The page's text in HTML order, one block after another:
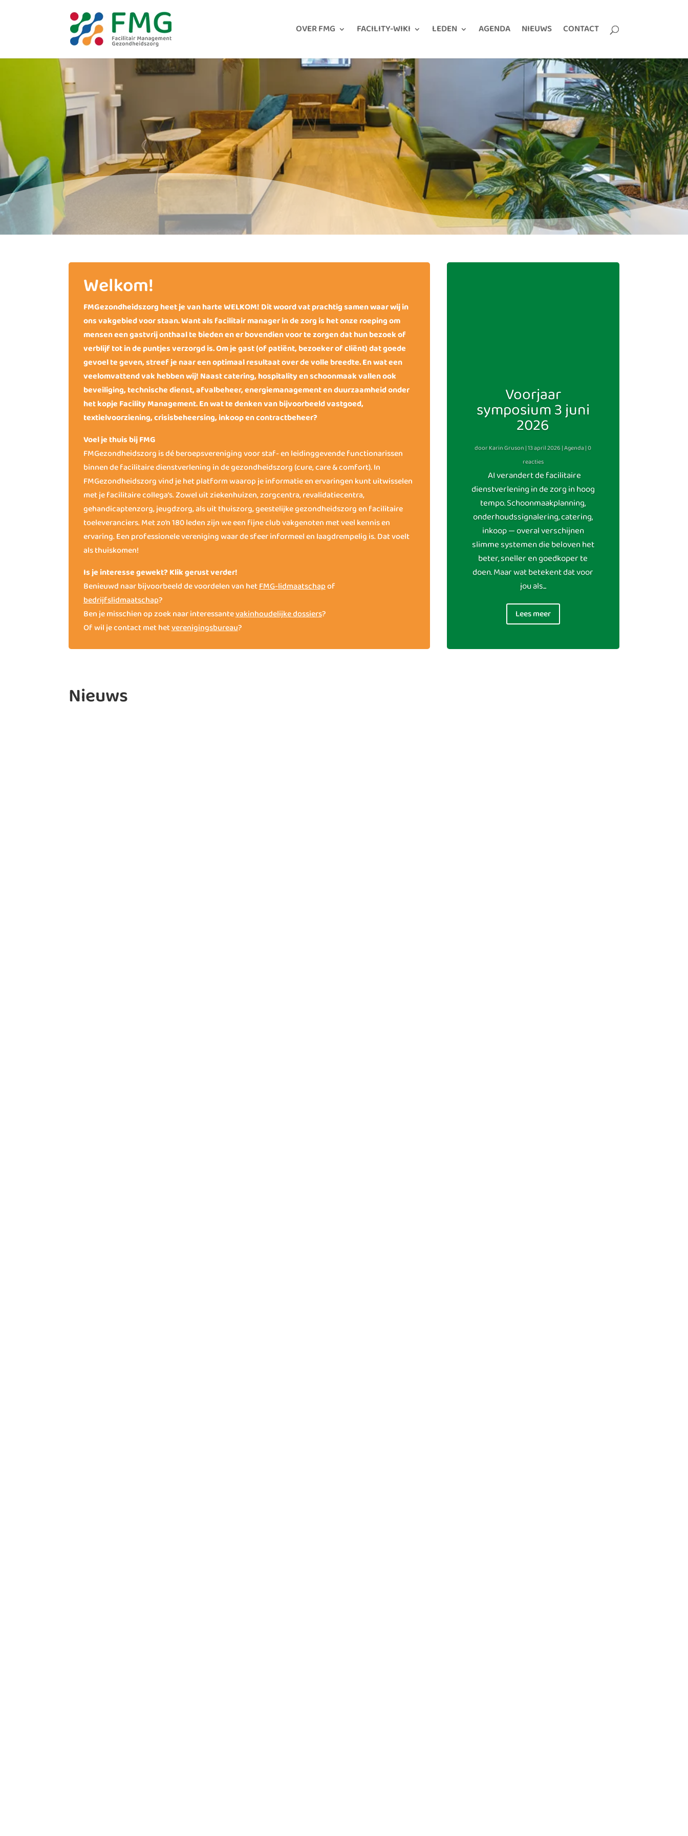
OVER FMG FACILITY-WIKI LEDEN AGENDA NIEUWS CONTACT
Welkom!
FMGezondheidszorg heet je van harte WELKOM! Dit woord vat prachtig samen waar wij in
ons vakgebied voor staan. Want als facilitair manager in de zorg is het onze roeping om
mensen een gastvrij onthaal te bieden en er bovendien voor te zorgen dat hun bezoek of
verblijf tot in de puntjes verzorgd is. Om je gast (of patiënt, bezoeker of cliënt) dat goede
gevoel te geven, streef je naar een optimaal resultaat over de volle breedte. En wat een
veelomvattend vak hebben wij! Naast catering, hospitality en schoonmaak vallen ook
beveiliging, technische dienst, afvalbeheer, energiemanagement en duurzaamheid onder
het kopje Facility Management. En wat te denken van bijvoorbeeld vastgoed,
textielvoorziening, crisisbeheersing, inkoop en contractbeheer?
Voel je thuis bij FMG
FMGezondheidszorg is dé beroepsvereniging voor staf- en leidinggevende functionarissen
binnen de facilitaire dienstverlening in de gezondheidszorg (cure, care & comfort). In
FMGezondheidszorg vind je het platform waarop je informatie en ervaringen kunt uitwisselen
met je facilitaire collega’s. Zowel uit ziekenhuizen, zorgcentra, revalidatiecentra,
gehandicaptenzorg, jeugdzorg, als uit thuiszorg, geestelijke gezondheidszorg en facilitaire
toeleveranciers. Met zo’n 180 leden zijn we een fijne club vakgenoten met veel kennis en
ervaring. Een professionele vereniging waar de sfeer informeel en laagdrempelig is. Dat voelt
als thuiskomen!
Is je interesse gewekt? Klik gerust verder!
Benieuwd naar bijvoorbeeld de voordelen van hetFMG-lidmaatschapof
bedrijfslidmaatschap?
Ben je misschien op zoek naar interessantevakinhoudelijke dossiers?
Of wil je contact met hetverenigingsbureau?
Voorjaar
symposium 3 juni
2026
doorKarin Gruson |13 april 2026 |Agenda| 0
reacties
AI verandert de facilitaire
dienstverlening in de zorg in hoog
tempo. Schoonmaakplanning,
onderhoudssignalering, catering,
inkoop — overal verschijnen
slimme systemen die beloven het
beter, sneller en goedkoper te
doen. Maar wat betekent dat voor
jou als...
Lees meer
Nieuws